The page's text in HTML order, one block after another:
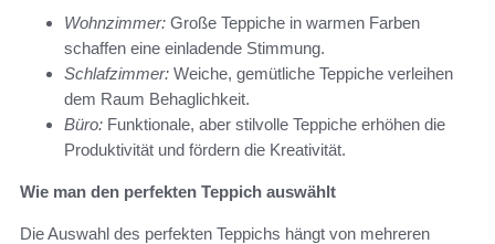
Wohnzimmer: Große Teppiche in warmen Farben
schaffen eine einladende Stimmung.
Schlafzimmer: Weiche, gemütliche Teppiche verleihen
dem Raum Behaglichkeit.
Büro: Funktionale, aber stilvolle Teppiche erhöhen die
Produktivität und fördern die Kreativität.
Wie man den perfekten Teppich auswählt
Die Auswahl des perfekten Teppichs hängt von mehreren